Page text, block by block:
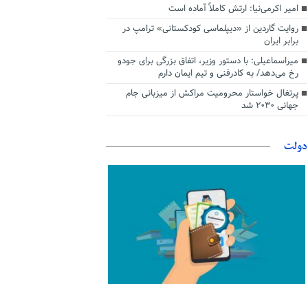
امیر اکرمی‌نیا: ارتش کاملاً آماده است
روایت گاردین از «دیپلماسی کودکستانی» ترامپ در
برابر ایران
میراسماعیلی: با دستور وزیر، اتفاق بزرگی برای جودو
رخ می‌دهد/ به کادرفنی و تیم ایمان دارم
پرتغال خواستار محرومیت مراکش از میزبانی جام
جهانی ۲۰۳۰ شد
دولت